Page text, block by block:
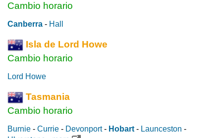
Cambio horario
Canberra - Hall
Isla de Lord Howe
Cambio horario
Lord Howe
Tasmania
Cambio horario
Burnie - Currie - Devonport- Hobart - Launceston -